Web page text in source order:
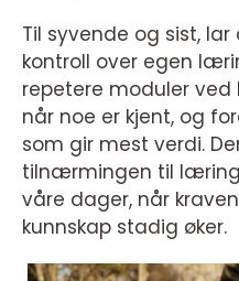
Til syvende og sist,
kontroll over egen
repetere moduler
når noe er kjent, og
som gir mest verdi.
tilnærmingen til
våre dager, når
kunnskap stadig øker.